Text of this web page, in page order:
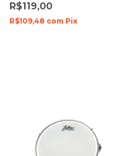
TORELLI
R$119,00
R$109,48 com Pix